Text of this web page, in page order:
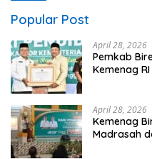
Popular Post
April 28, 2026
Pemkab
Kemenag
April 28, 2026
Kemenag
Madrasah